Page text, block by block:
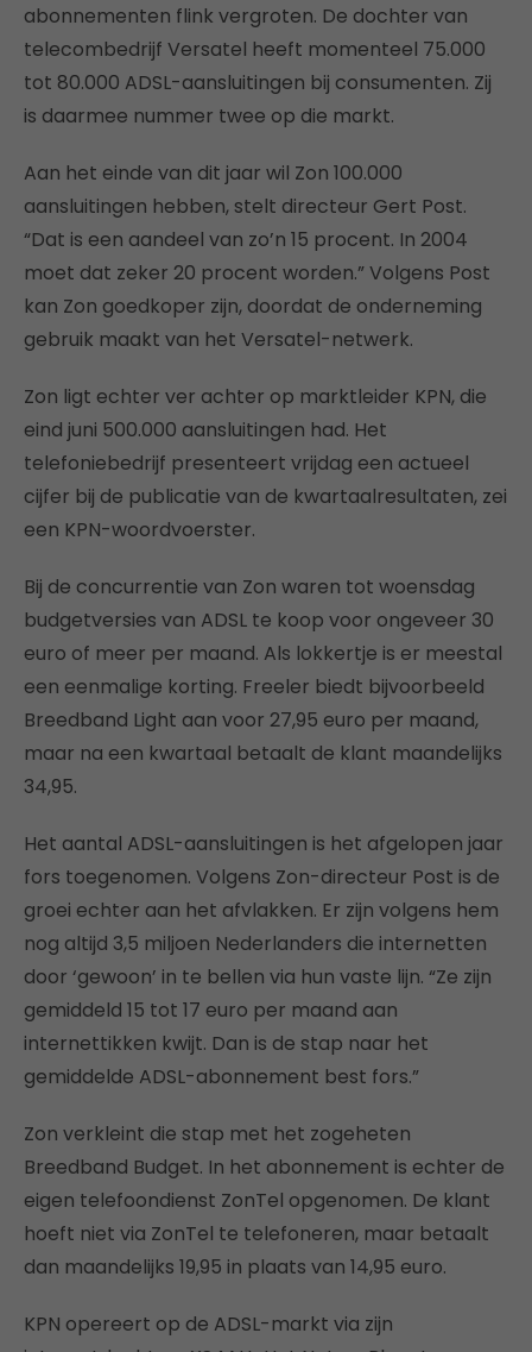
abonnementen flink vergroten. De dochter van
telecombedrijf Versatel heeft momenteel 75.000
tot 80.000 ADSL-aansluitingen bij consumenten. Zij
is daarmee nummer twee op die markt.
Aan het einde van dit jaar wil Zon 100.000
aansluitingen hebben, stelt directeur Gert Post.
“Dat is een aandeel van zo’n 15 procent. In 2004
moet dat zeker 20 procent worden.” Volgens Post
kan Zon goedkoper zijn, doordat de onderneming
gebruik maakt van het Versatel-netwerk.
Zon ligt echter ver achter op marktleider KPN, die
eind juni 500.000 aansluitingen had. Het
telefoniebedrijf presenteert vrijdag een actueel
cijfer bij de publicatie van de kwartaalresultaten, zei
een KPN-woordvoerster.
Bij de concurrentie van Zon waren tot woensdag
budgetversies van ADSL te koop voor ongeveer 30
euro of meer per maand. Als lokkertje is er meestal
een eenmalige korting. Freeler biedt bijvoorbeeld
Breedband Light aan voor 27,95 euro per maand,
maar na een kwartaal betaalt de klant maandelijks
34,95.
Het aantal ADSL-aansluitingen is het afgelopen jaar
fors toegenomen. Volgens Zon-directeur Post is de
groei echter aan het afvlakken. Er zijn volgens hem
nog altijd 3,5 miljoen Nederlanders die internetten
door ‘gewoon’ in te bellen via hun vaste lijn. “Ze zijn
gemiddeld 15 tot 17 euro per maand aan
internettikken kwijt. Dan is de stap naar het
gemiddelde ADSL-abonnement best fors.”
Zon verkleint die stap met het zogeheten
Breedband Budget. In het abonnement is echter de
eigen telefoondienst ZonTel opgenomen. De klant
hoeft niet via ZonTel te telefoneren, maar betaalt
dan maandelijks 19,95 in plaats van 14,95 euro.
KPN opereert op de ADSL-markt via zijn